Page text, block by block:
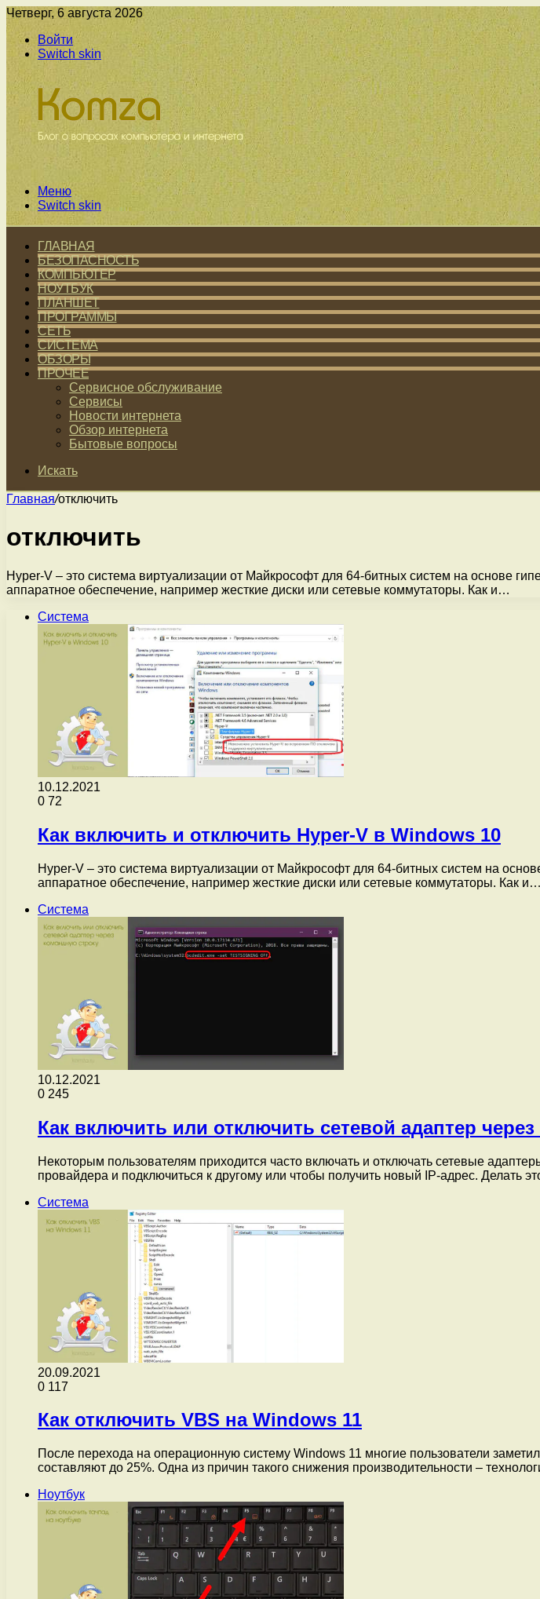
Четверг, 6 августа 2026
Войти
Switch skin
Меню
Switch skin
ГЛАВНАЯ
БЕЗОПАСНОСТЬ
КОМПЬЮТЕР
НОУТБУК
ПЛАНШЕТ
ПРОГРАММЫ
СЕТЬ
СИСТЕМА
ОБЗОРЫ
ПРОЧЕЕ
Сервисное обслуживание
Сервисы
Новости интернета
Обзор интернета
Бытовые вопросы
Искать
Главная/отключить
отключить
Hyper-V – это система виртуализации от Майкрософт для 64-битных систем на основе
аппаратное обеспечение, например жесткие диски или сетевые коммутаторы. Как и…
Система
10.12.2021
0 72
Как включить и отключить Hyper-V в Windows 10
Hyper-V – это система виртуализации от Майкрософт для 64-битных систем на
аппаратное обеспечение, например жесткие диски или сетевые коммутаторы. Как и…
Система
10.12.2021
0 245
Как включить или отключить сетевой адаптер
Некоторым пользователям приходится часто включать и отключать сетевые
провайдера и подключиться к другому или чтобы получить новый IP-адрес. Делать
Система
20.09.2021
0 117
Как отключить VBS на Windows 11
После перехода на операционную систему Windows 11 многие пользователи
составляют до 25%. Одна из причин такого снижения производительности –
Ноутбук